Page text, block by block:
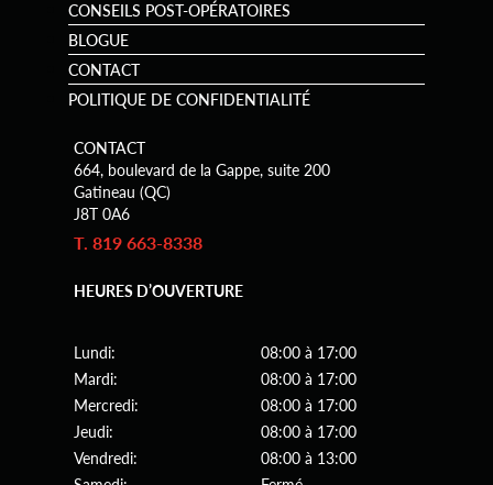
CONSEILS POST-OPÉRATOIRES
BLOGUE
CONTACT
POLITIQUE DE CONFIDENTIALITÉ
CONTACT
664, boulevard de la Gappe, suite 200
Gatineau (QC)
J8T 0A6
T. 819 663-8338
HEURES D’OUVERTURE
Lundi:
08:00 à 17:00
Mardi:
08:00 à 17:00
Mercredi:
08:00 à 17:00
Jeudi:
08:00 à 17:00
Vendredi:
08:00 à 13:00